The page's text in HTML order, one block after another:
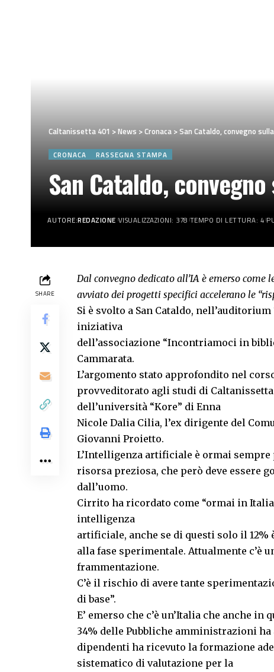
Caltanissetta 401 >News >Cronaca >San Cataldo, convegno
CRONACA RASSEGNA STAMPA
San Cataldo,
AUTORE:REDAZIONE VISUALIZZAZIONI: 378 TEMPO DI LETTURA: 4
SHARE
Dal convegno dedicato all’IA è emerso
avviato dei progetti specifici accelerano le
Si è svolto a San Cataldo,
iniziativa
dell’associazione “Incontriamoci in
Cammarata.
L’argomento stato approfondito nel
provveditorato agli studi di
dell’università “Kore” di Enna
Nicole Dalia Cilia, l’ex dirigente del
Giovanni Proietto.
L’Intelligenza artificiale è ormai
risorsa preziosa, che però deve essere
dall’uomo.
Cirrito ha ricordato come “ormai in
intelligenza
artificiale, anche se di questi solo il
alla fase sperimentale. Attualmente c’è
frammentazione.
C’è il rischio di avere tante
di base”.
E’ emerso che c’è un’Italia che anche
34% delle Pubbliche amministrazioni
dipendenti ha ricevuto la formazione
sistematico di valutazione per la